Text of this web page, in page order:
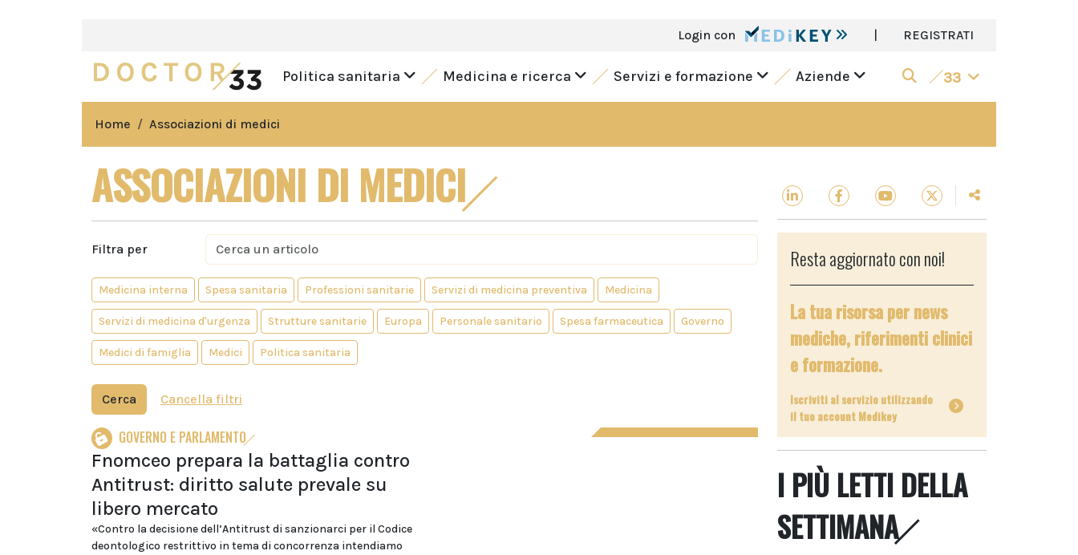
Login con | REGISTRATI
Politica sanitaria Medicina e ricerca Servizi e formazione Aziende 33
Home Associazioni di medici
ASSOCIAZIONI DI MEDICI
Filtra per
Medicina interna Spesa sanitaria Professioni sanitarie Servizi di medicina preventiva Medicina
Servizi di medicina d'urgenza Strutture sanitarie Europa Personale sanitario Spesa farmaceutica Governo
Medici di famiglia Medici Politica sanitaria
Cerca Cancella filtri
GOVERNO E PARLAMENTO
Fnomceo prepara la battaglia contro
Antitrust: diritto salute prevale su
libero mercato
«Contro la decisione dell’Antitrust di sanzionarci per il Codice
deontologico restrittivo in tema di concorrenza intendiamo
Resta aggiornato con noi!
La tua risorsa per news
mediche, riferimenti clinici
e formazione.
Iscriviti al servizio utilizzando
il tuo account Medikey
I PIÙ LETTI DELLA
SETTIMANA